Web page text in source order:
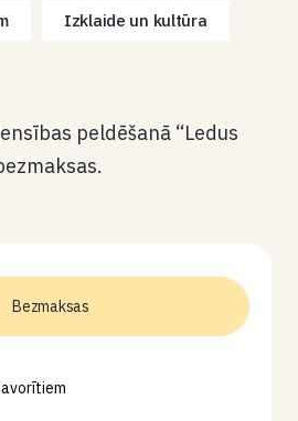
Izklaide un kultūra
peldēšanā “Ledus
Bezmaksas